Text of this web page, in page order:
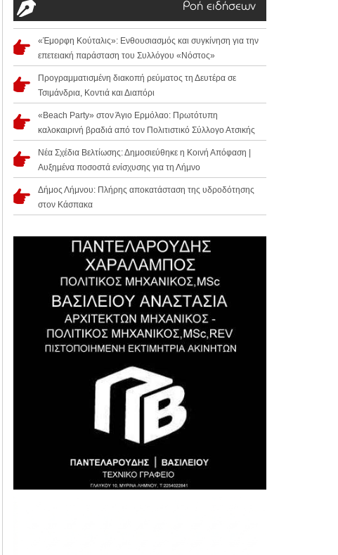
Ροή ειδήσεων
«Έμορφη Κούταλις»: Ενθουσιασμός και συγκίνηση για την
επετειακή παράσταση του Συλλόγου «Νόστος»
Προγραμματισμένη διακοπή ρεύματος τη Δευτέρα σε
Τσιμάνδρια, Κοντιά και Διαπόρι
«Beach Party» στον Άγιο Ερμόλαο: Πρωτότυπη
καλοκαιρινή βραδιά από τον Πολιτιστικό Σύλλογο Ατσικής
Νέα Σχέδια Βελτίωσης: Δημοσιεύθηκε η Κοινή Απόφαση |
Αυξημένα ποσοστά ενίσχυσης για τη Λήμνο
Δήμος Λήμνου: Πλήρης αποκατάσταση της υδροδότησης
στον Κάσπακα